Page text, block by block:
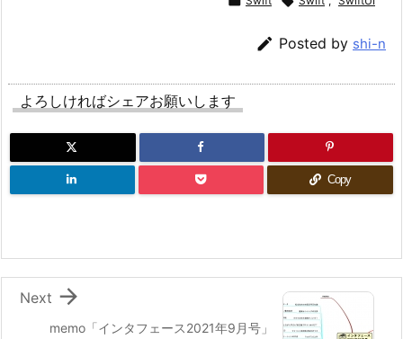
 Posted by shi-n
よろしければシェアお願いします
Copy
memo「インタフェース2021年9月号」

Next